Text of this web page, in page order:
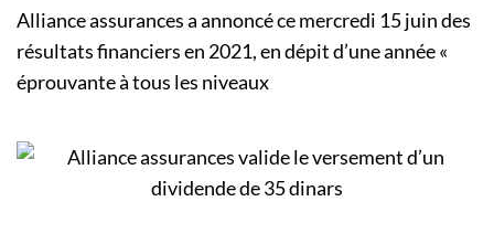
Alliance assurances a annoncé ce mercredi 15 juin des
résultats financiers en 2021, en dépit d’une année «
éprouvante à tous les niveaux